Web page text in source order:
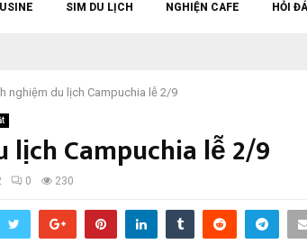
SIM DU LỊCH NGHIỆN CAFE HỎI
nghiệm du lịch Campuchia lễ 2/9
lịch Campuchia lễ 2/9
0 230